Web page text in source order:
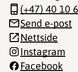
(+47) 40 10
Send e-post
Nettside
Instagram
Facebook